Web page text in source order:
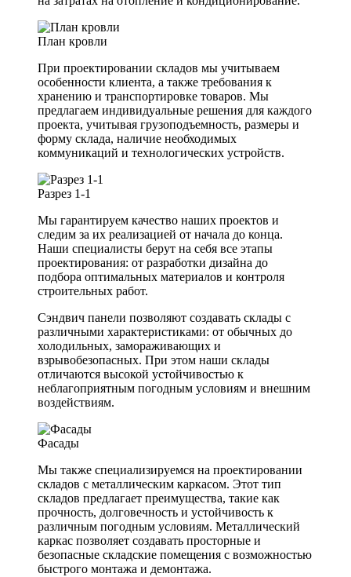
План кровли
При проектировании складов мы учитываем
особенности клиента, а также требования к
хранению и транспортировке товаров. Мы
предлагаем индивидуальные решения для каждого
проекта, учитывая грузоподъемность, размеры и
форму склада, наличие необходимых
коммуникаций и технологических устройств.
Разрез 1-1
Мы гарантируем качество наших проектов и
следим за их реализацией от начала до конца.
Наши специалисты берут на себя все этапы
проектирования: от разработки дизайна до
подбора оптимальных материалов и контроля
строительных работ.
Сэндвич панели позволяют создавать склады с
различными характеристиками: от обычных до
холодильных, замораживающих и
взрывобезопасных. При этом наши склады
отличаются высокой устойчивостью к
неблагоприятным погодным условиям и внешним
воздействиям.
Фасады
Мы также специализируемся на проектировании
складов с металлическим каркасом. Этот тип
складов предлагает преимущества, такие как
прочность, долговечность и устойчивость к
различным погодным условиям. Металлический
каркас позволяет создавать просторные и
безопасные складские помещения с возможностью
быстрого монтажа и демонтажа.